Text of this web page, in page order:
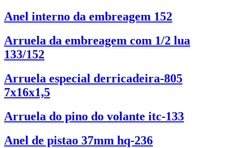
Anel interno da embreagem 152
Arruela da embreagem com 1/2 lua
133/152
Arruela especial derricadeira-805
7x16x1,5
Arruela do pino do volante itc-133
Anel de pistao 37mm hq-236